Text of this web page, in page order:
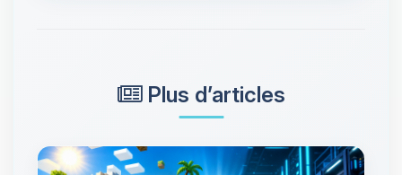
Plus d’articles